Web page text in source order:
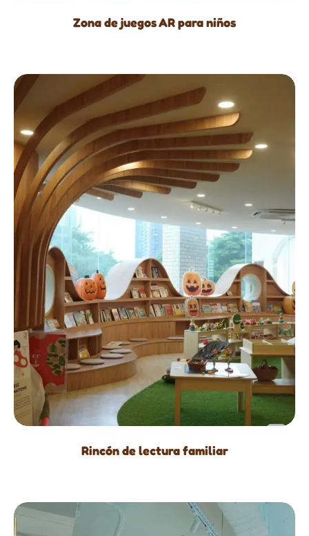
Zona de juegos AR para niños
Rincón de lectura familiar